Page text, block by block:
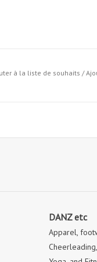
à la liste de souhaits /
DANZ etc
Apparel,